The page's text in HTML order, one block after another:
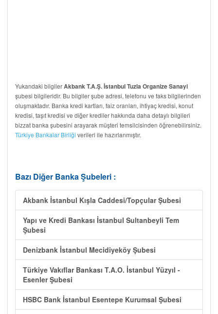
Yukarıdaki bilgilerAkbank T.A.Ş. İstanbul Tuzla Organize Sanayi
şubesi bilgileridir. Bu bilgiler şube adresi, telefonu ve faks bilgilerinden
oluşmaktadır. Banka kredi kartları, faiz oranları, ihtiyaç kredisi, konut
kredisi, taşıt kredisi ve diğer krediler hakkında daha detaylı bilgileri
bizzat banka şubesini arayarak müşteri temsilcisinden öğrenebilirsiniz.
Türkiye Bankalar Birliği verileri ile hazırlanmıştır.
Bazı Diğer Banka Şubeleri :
Akbank İstanbul Kışla Caddesi/Topçular Şubesi
Yapı ve Kredi Bankası İstanbul Sultanbeyli Tem
Şubesi
Denizbank İstanbul Mecidiyeköy Şubesi
Türkiye Vakıflar Bankası T.A.O. İstanbul Yüzyıl -
Esenler Şubesi
HSBC Bank İstanbul Esentepe Kurumsal Şubesi